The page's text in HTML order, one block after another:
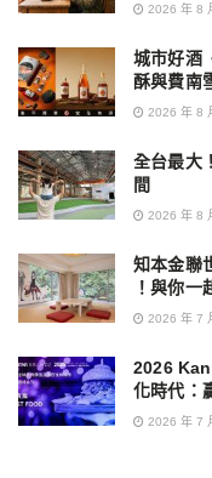
2026 年 8
城市好酒
酥與費南
2026 年 8
全台最大
間
2026 年 8
知本金聯
！與你一
2026 年 7
2026
化時代：
2026 年 7